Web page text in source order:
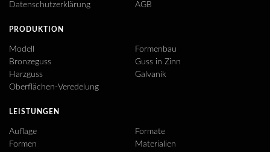
Datenschutzerklärung
AGB
PRODUKTION
Modell
Formenbau
Bronzeguss
Guss in Zinn
Harzguss
Galvanik
Oberflächen-Veredelung
LEISTUNGEN
Auflage
Formate
Formen
Materialien